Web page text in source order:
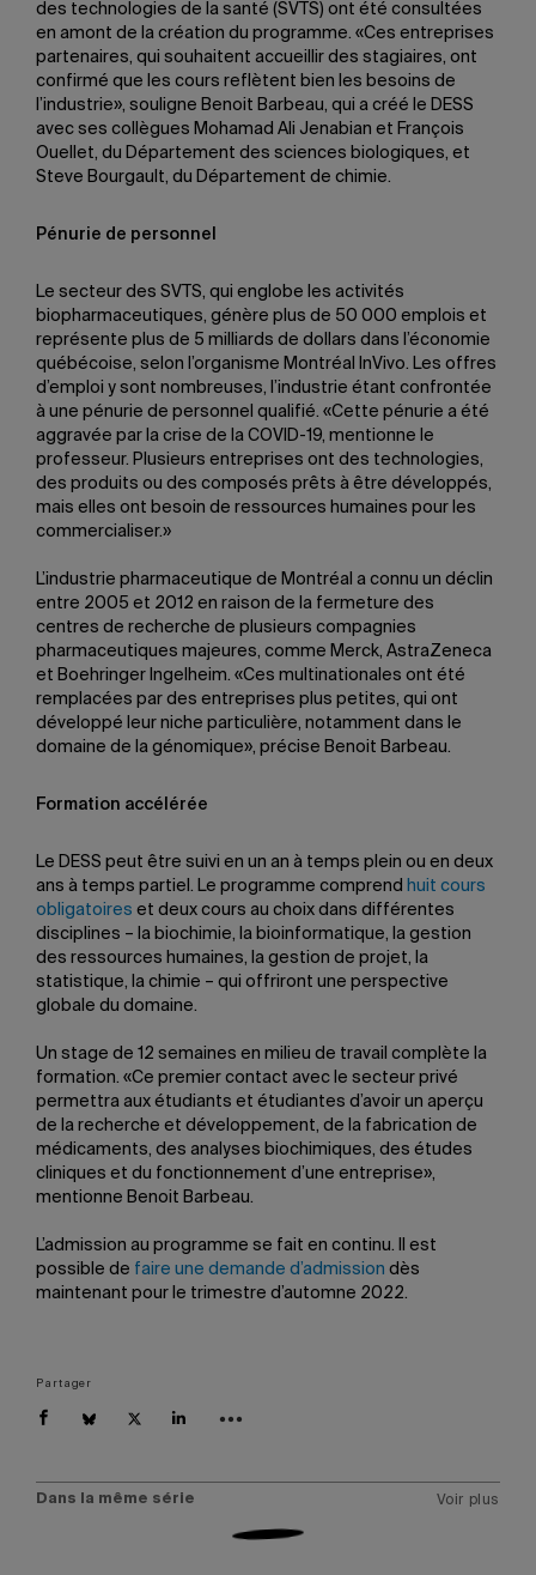
des technologies de la santé (SVTS) ont été consultées
en amont de la création du programme. «Ces entreprises
partenaires, qui souhaitent accueillir des stagiaires, ont
confirmé que les cours reflètent bien les besoins de
l’industrie», souligne Benoit Barbeau, qui a créé le DESS
avec ses collègues Mohamad Ali Jenabian et François
Ouellet, du Département des sciences biologiques, et
Steve Bourgault, du Département de chimie.
Pénurie de personnel
Le secteur des SVTS, qui englobe les activités
biopharmaceutiques, génère plus de 50 000 emplois et
représente plus de 5 milliards de dollars dans l’économie
québécoise, selon l’organisme Montréal InVivo. Les offres
d’emploi y sont nombreuses, l’industrie étant confrontée
à une pénurie de personnel qualifié. «Cette pénurie a été
aggravée par la crise de la COVID-19, mentionne le
professeur. Plusieurs entreprises ont des technologies,
des produits ou des composés prêts à être développés,
mais elles ont besoin de ressources humaines pour les
commercialiser.»
L’industrie pharmaceutique de Montréal a connu un déclin
entre 2005 et 2012 en raison de la fermeture des
centres de recherche de plusieurs compagnies
pharmaceutiques majeures, comme Merck, AstraZeneca
et Boehringer Ingelheim. «Ces multinationales ont été
remplacées par des entreprises plus petites, qui ont
développé leur niche particulière, notamment dans le
domaine de la génomique», précise Benoit Barbeau.
Formation accélérée
Le DESS peut être suivi en un an à temps plein ou en deux
ans à temps partiel. Le programme comprend huit cours
obligatoires et deux cours au choix dans différentes
disciplines – la biochimie, la bioinformatique, la gestion
des ressources humaines, la gestion de projet, la
statistique, la chimie – qui offriront une perspective
globale du domaine.
Un stage de 12 semaines en milieu de travail complète la
formation. «Ce premier contact avec le secteur privé
permettra aux étudiants et étudiantes d’avoir un aperçu
de la recherche et développement, de la fabrication de
médicaments, des analyses biochimiques, des études
cliniques et du fonctionnement d’une entreprise»,
mentionne Benoit Barbeau.
L’admission au programme se fait en continu. Il est
possible de faire une demande d’admission dès
maintenant pour le trimestre d’automne 2022.
Partager
Dans la même série Voir plus